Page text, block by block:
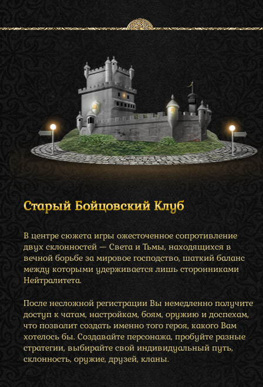
Старый Бойцовский Клуб
В центре сюжета игры ожесточенное сопротивление
двух склонностей — Света и Тьмы, находящихся в
вечной борьбе за мировое господство, шаткий баланс
между которыми удерживается лишь сторонниками
Нейтралитета.
После несложной регистрации Вы немедленно получите
доступ к чатам, настройкам, боям, оружию и доспехам,
что позволит создать именно того героя, какого Вам
хотелось бы. Создавайте персонажа, пробуйте разные
стратегии, выбирайте свой индивидуальный путь,
склонность, оружие, друзей, кланы.